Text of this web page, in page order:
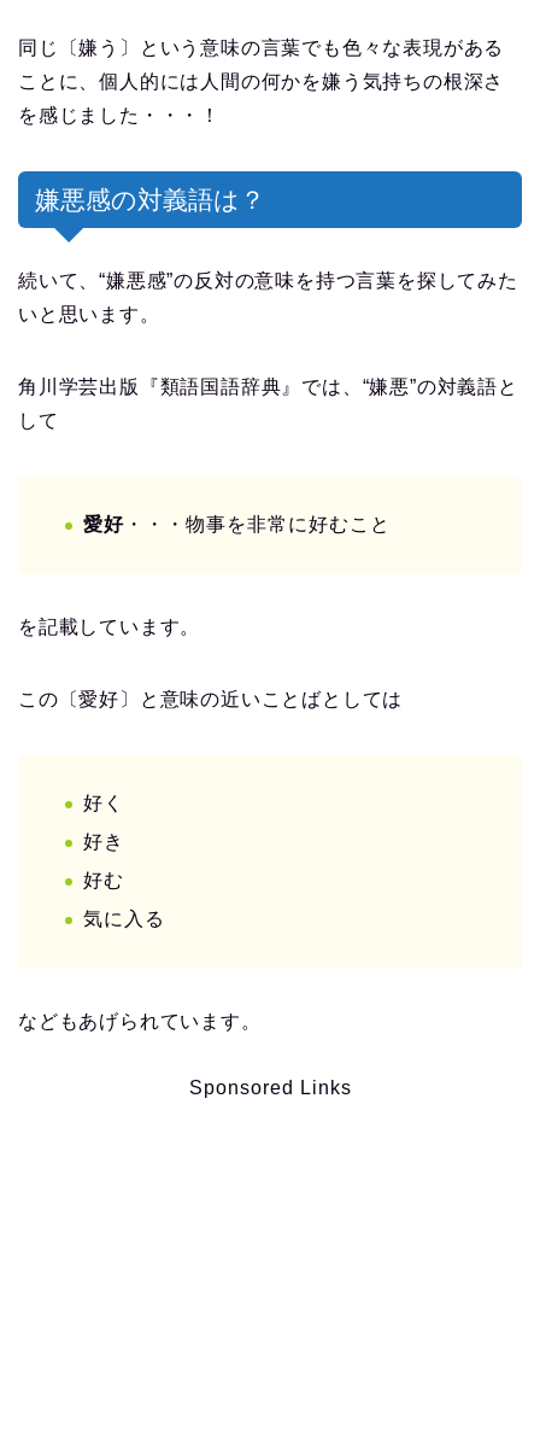
同じ〔嫌う〕という意味の言葉でも色々な表現がある
ことに、個人的には人間の何かを嫌う気持ちの根深さ
を感じました・・・！
嫌悪感の対義語は？
続いて、“嫌悪感”の反対の意味を持つ言葉を探してみた
いと思います。
角川学芸出版『類語国語辞典』では、“嫌悪”の対義語と
して
愛好 ・・・物事を非常に好むこと
を記載しています。
この〔愛好〕と意味の近いことばとしては
好く
好き
好む
気に入る
などもあげられています。
Sponsored Links